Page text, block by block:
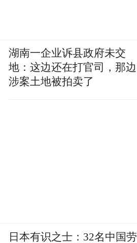
湖南一企业诉县政府未交
地：这边还在打官司，那边
涉案土地被拍卖了
日本有识之士：32名中国劳